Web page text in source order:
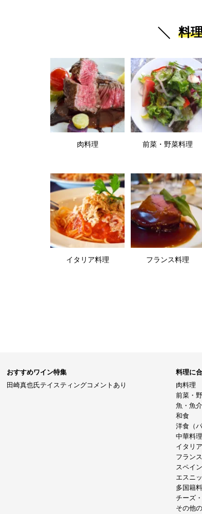
料
肉料理 前菜・野菜料理
イタリア料理 フランス料理
おすすめワイン特集
田崎真也氏テイスティングコメントあり
料理に
肉料理
前菜・
魚・魚
和食
洋食（
中華料理
イタリ
フラン
スペイ
エスニ
多国籍
チーズ
その他